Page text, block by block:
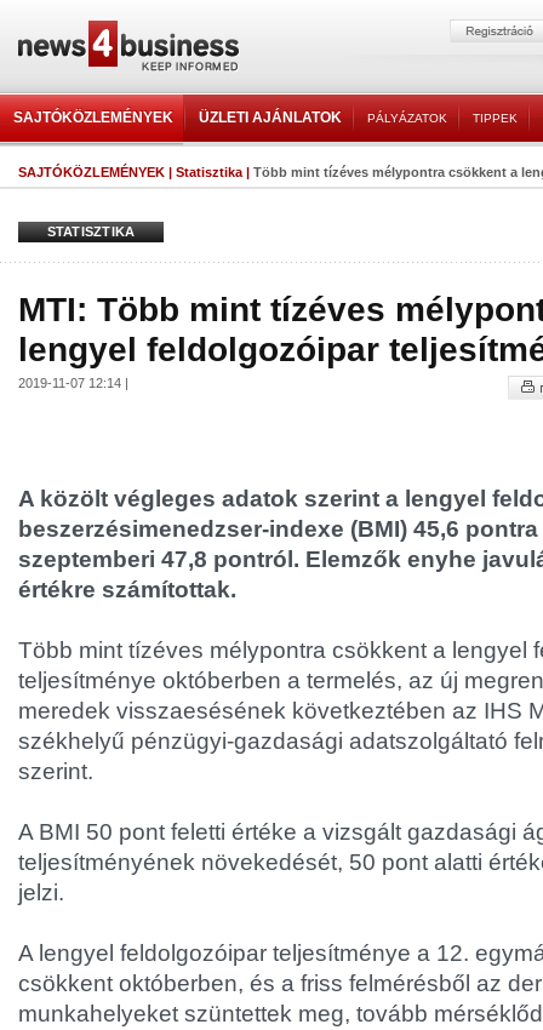
SAJTÓKÖZLEMÉNYEK ÜZLETI AJÁNLATOK PÁLYÁZATOK TIPPEK
SAJTÓKÖZLEMÉNYEK | Statisztika | Több mint tízéves mélypontra csökkent a
STATISZTIKA
MTI: Több mint tízéves
lengyel feldolgozóipar
2019-11-07 12:14 |
A közölt végleges adatok szerint a lengyel
beszerzésimenedzser-indexe (BMI) 45,6
szeptemberi 47,8 pontról. Elemzők enyhe
értékre számítottak.
Több mint tízéves mélypontra csökkent a lengyel
teljesítménye októberben a termelés, az új
meredek visszaesésének következtében az IHS
székhelyű pénzügyi-gazdasági adatszolgáltató
szerint.
A BMI 50 pont feletti értéke a vizsgált gazdasági
teljesítményének növekedését, 50 pont alatti
jelzi.
A lengyel feldolgozóipar teljesítménye a 12.
csökkent októberben, és a friss felmérésből az
munkahelyeket szüntettek meg, tovább